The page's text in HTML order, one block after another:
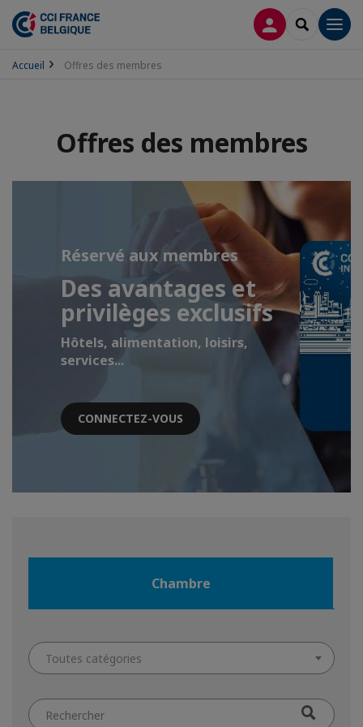
CONNEXION
Accueil Offres des membres
Offres des membres
Réservé aux membres
Des avantages et
privilèges exclusifs
Hôtels, alimentation, loisirs,
services...
CONNECTEZ-VOUS
Chambre
Toutes catégories
Filtrer
par